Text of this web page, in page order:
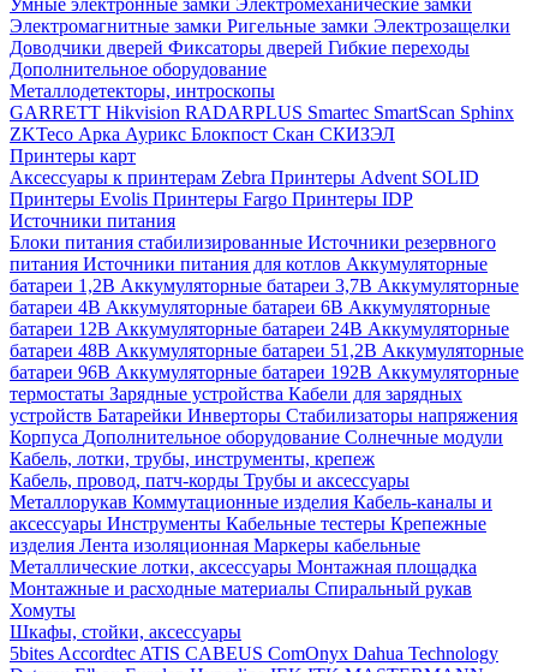
Электромагнитные замки Ригельные замки Электрозащелки
Доводчики дверей Фиксаторы дверей Гибкие переходы
Дополнительное оборудование
Металлодетекторы, интроскопы
GARRETT Hikvision RADARPLUS Smartec SmartScan Sphinx
ZKTeco Арка Аурикс Блокпост Скан СКИЗЭЛ
Принтеры карт
Аксессуары к принтерам Zebra Принтеры Advent SOLID
Принтеры Evolis Принтеры Fargo Принтеры IDP
Источники питания
Блоки питания стабилизированные Источники резервного
питания Источники питания для котлов Аккумуляторные
батареи 1,2В Аккумуляторные батареи 3,7В Аккумуляторные
батареи 4В Аккумуляторные батареи 6В Аккумуляторные
батареи 12В Аккумуляторные батареи 24В Аккумуляторные
батареи 48В Аккумуляторные батареи 51,2В Аккумуляторные
батареи 96В Аккумуляторные батареи 192В Аккумуляторные
термостаты Зарядные устройства Кабели для зарядных
устройств Батарейки Инверторы Стабилизаторы напряжения
Корпуса Дополнительное оборудование Солнечные модули
Кабель, лотки, трубы, инструменты, крепеж
Кабель, провод, патч-корды Трубы и аксессуары
Металлорукав Коммутационные изделия Кабель-каналы и
аксессуары Инструменты Кабельные тестеры Крепежные
изделия Лента изоляционная Маркеры кабельные
Металлические лотки, аксессуары Монтажная площадка
Монтажные и расходные материалы Спиральный рукав
Хомуты
Шкафы, стойки, аксессуары
5bites Accordtec ATIS CABEUS ComOnyx Dahua Technology